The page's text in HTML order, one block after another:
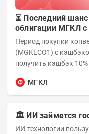
⏳ Последний
облигации МГКЛ с
Период покупки
(MGKLCO1) с кэшбэком подходит к концу. Чтобы
получить кэшбэк 10% , квалифицированным инвесторам
МГКЛ
🏛️ ИИ займется
ИИ-технологии